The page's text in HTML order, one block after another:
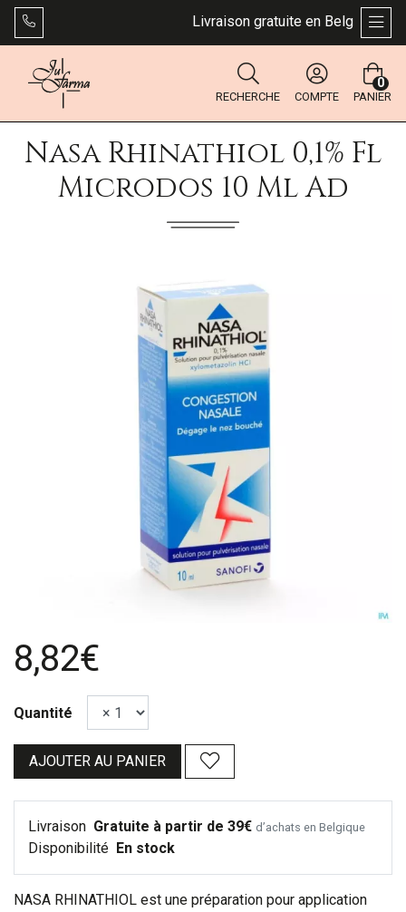
Livraison gratuite en Belgique
RECHERCHE COMPTE PANIER
0
Nasa Rhinathiol 0,1% Fl
Microdos 10 Ml Ad
8,82€
Quantité
AJOUTER AU PANIER
Livraison Gratuite à partir de 39€ d’achats en Belgique
Disponibilité En stock
NASA RHINATHIOL est une préparation pour application